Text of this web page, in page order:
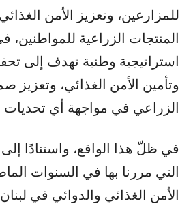
للمزارعين، وتعزيز الأمن
المنتجات الزراعية للمواطنين،
استراتيجية وطنية تهدف إلى
وتأمين الأمن الغذائي، وتعزيز
الزراعي في مواجهة أي تحديات
في ظلّ هذا الواقع، واستنادًا
التي مررنا بها في السنوات
الأمن الغذائي والدوائي في